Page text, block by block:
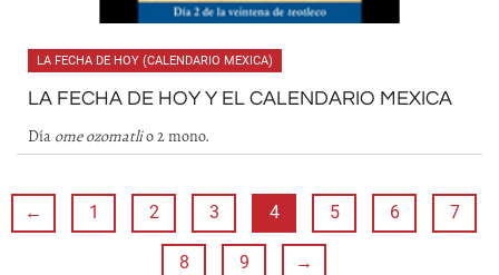
LA FECHA DE HOY (CALENDARIO MEXICA)
LA FECHA DE HOY Y EL CALENDARIO MEXICA
Día ome ozomatlio 2 mono.
← 1 2 3 4 5 6 7
8 9 →